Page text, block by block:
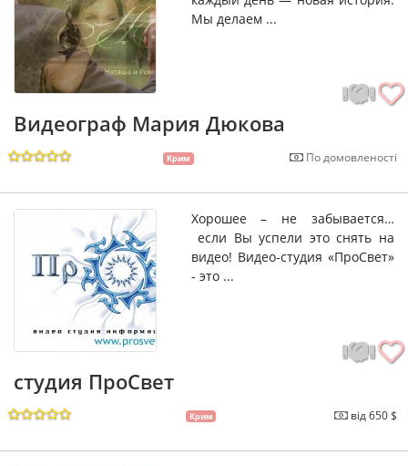
Мы делаем ...
Видеограф Мария Дюкова
Крим По домовленості
Хорошее – не забывается…
если Вы успели это снять на
видео! Видео-студия «ПроСвет»
- это ...
студия ПроСвет
Крим від 650 $